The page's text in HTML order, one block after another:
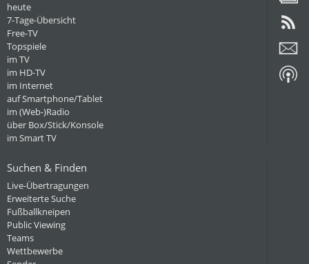
heute
7-Tage-Übersicht
Free-TV
Topspiele
im TV
im HD-TV
im Internet
auf Smartphone/Tablet
im (Web-)Radio
über Box/Stick/Konsole
im Smart TV
Suchen & Finden
Live-Übertragungen
Erweiterte Suche
Fußballkneipen
Public Viewing
Teams
Wettbewerbe